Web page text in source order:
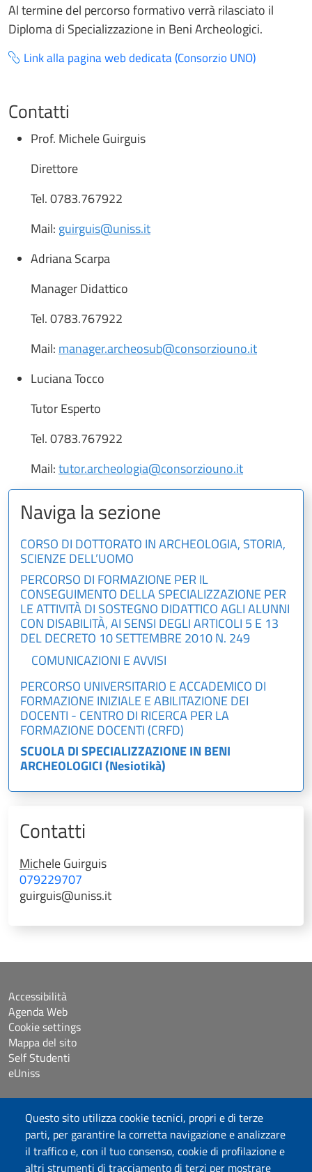
Questo sito utilizza cookie tecnici, propri e di terze
parti, per garantire la corretta navigazione e analizzare
il traffico e, con il tuo consenso, cookie di profilazione e
altri strumenti di tracciamento di terzi per mostrare
Al termine del percorso formativo verrà rilasciato il
Diploma di Specializzazione in Beni Archeologici.
Link alla pagina web dedicata (Consorzio UNO)
Contatti
Prof. Michele Guirguis
Direttore
Tel. 0783.767922
Mail: guirguis@uniss.it
Adriana Scarpa
Manager Didattico
Tel. 0783.767922
Mail: manager.archeosub@consorziouno.it
Luciana Tocco
Tutor Esperto
Tel. 0783.767922
Mail:tutor.archeologia@consorziouno.it
Naviga la sezione
CORSO DI DOTTORATO IN ARCHEOLOGIA, STORIA,
SCIENZE DELL’UOMO
PERCORSO DI FORMAZIONE PER IL
CONSEGUIMENTO DELLA SPECIALIZZAZIONE PER
LE ATTIVITÀ DI SOSTEGNO DIDATTICO AGLI ALUNNI
CON DISABILITÀ, AI SENSI DEGLI ARTICOLI 5 E 13
DEL DECRETO 10 SETTEMBRE 2010 N. 249
COMUNICAZIONI E AVVISI
PERCORSO UNIVERSITARIO E ACCADEMICO DI
FORMAZIONE INIZIALE E ABILITAZIONE DEI
DOCENTI - CENTRO DI RICERCA PER LA
FORMAZIONE DOCENTI (CRFD)
SCUOLA DI SPECIALIZZAZIONE IN BENI
ARCHEOLOGICI (Nesiotikà)
Contatti
MicheleGuirguis
079229707
guirguis@uniss.it
Accessibilità
Agenda Web
Cookie settings
Mappa del sito
Self Studenti
eUniss
Bandi
Dichiarazione di accessibilità
Posta elettronica @uniss.it
Protocollo